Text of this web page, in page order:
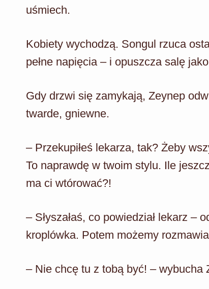
uśmiech.
Kobiety wychodzą. Songul rzuca
pełne napięcia – i opuszcza salę
Gdy drzwi się zamykają, Zeynep
twarde, gniewne.
– Przekupiłeś lekarza, tak? Żeby
To naprawdę w twoim stylu. Ile
ma ci wtórować?!
– Słyszałaś, co powiedział lekarz –
kroplówka. Potem możemy
– Nie chcę tu z tobą być! – wybucha